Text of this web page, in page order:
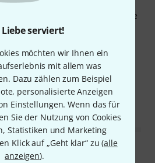
serviert!
möchten wir Ihnen ein
mit allem was
Dazu zählen zum Beispiel
personalisierte Anzeigen
Einstellungen. Wenn das für
Sie der Nutzung von Cookies
Statistiken und Marketing
Klick auf „Geht klar“ zu (alle
anzeigen).
die Trennfächer sind innen
Tasche steht und nicht zur Seite
sich aufgrund der
selbst einstellen. Der
MELDEN